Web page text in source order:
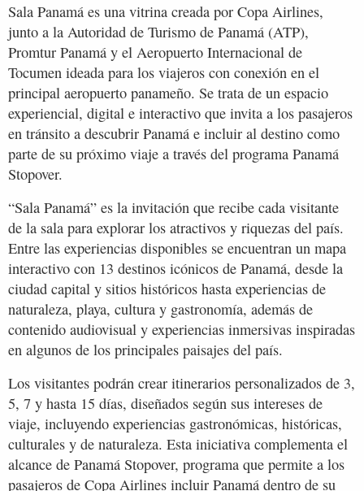
Sala Panamá es una vitrina creada por Copa Airlines,
junto a la Autoridad de Turismo de Panamá (ATP),
Promtur Panamá y el Aeropuerto Internacional de
Tocumen ideada para los viajeros con conexión en el
principal aeropuerto panameño. Se trata de un espacio
experiencial, digital e interactivo que invita a los pasajeros
en tránsito a descubrir Panamá e incluir al destino como
parte de su próximo viaje a través del programa Panamá
Stopover.
“Sala Panamá” es la invitación que recibe cada visitante
de la sala para explorar los atractivos y riquezas del país.
Entre las experiencias disponibles se encuentran un mapa
interactivo con 13 destinos icónicos de Panamá, desde la
ciudad capital y sitios históricos hasta experiencias de
naturaleza, playa, cultura y gastronomía, además de
contenido audiovisual y experiencias inmersivas inspiradas
en algunos de los principales paisajes del país.
Los visitantes podrán crear itinerarios personalizados de 3,
5, 7 y hasta 15 días, diseñados según sus intereses de
viaje, incluyendo experiencias gastronómicas, históricas,
culturales y de naturaleza. Esta iniciativa complementa el
alcance de Panamá Stopover, programa que permite a los
pasajeros de Copa Airlines incluir Panamá dentro de su